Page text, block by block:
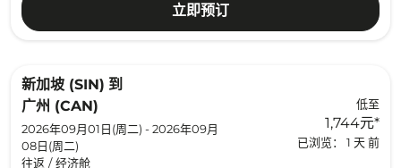
立即预订
新加坡 (SIN) 到
广州 (CAN)
2026年09月01日(周二) - 2026年09月
08日(周二)
往返 / 经济舱
低至
1,744元*
已浏览： 1 天 前